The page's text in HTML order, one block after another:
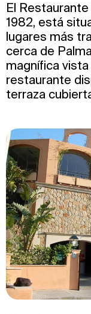
El
1982, está
lugares más
cerca de
magnífica
restaurante
terraza